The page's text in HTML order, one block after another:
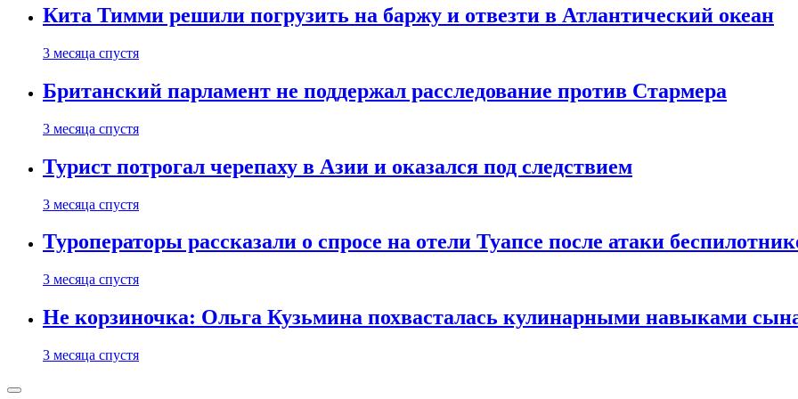
Кита Тимми решили погрузить на баржу и отвезти в Атлантический океан
3 месяца спустя
Британский парламент не поддержал расследование против Стармера
3 месяца спустя
Турист потрогал черепаху в Азии и оказался под следствием
3 месяца спустя
Туроператоры рассказали о спросе на отели Туапсе после атаки
3 месяца спустя
Не корзиночка: Ольга Кузьмина похвасталась кулинарными навыками
3 месяца спустя